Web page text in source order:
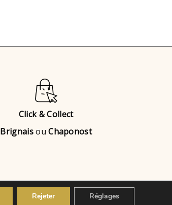
Click & Collect
BrignaisouChaponost
Rejeter Réglages